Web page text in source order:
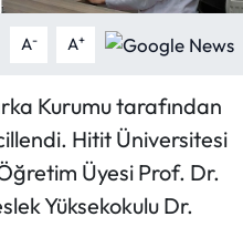
A- A+
Kurumu tarafından
Hitit Üniversitesi
Üyesi Prof. Dr.
Yüksekokulu Dr.